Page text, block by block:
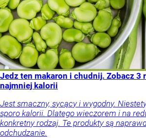
Jedz ten makaron i chudnij. Zobacz 3
najmniej kalorii
Jest smaczny, sycący i wygodny.
sporo kalorii. Dlatego wieczorem i na
konkretny rodzaj. Te produkty są
odchudzanie.